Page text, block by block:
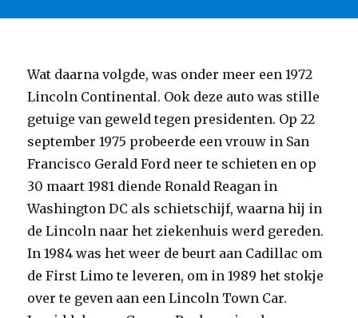
Wat daarna volgde, was onder meer een 1972
Lincoln Continental. Ook deze auto was stille
getuige van geweld tegen presidenten. Op 22
september 1975 probeerde een vrouw in San
Francisco Gerald Ford neer te schieten en op
30 maart 1981 diende Ronald Reagan in
Washington DC als schietschijf, waarna hij in
de Lincoln naar het ziekenhuis werd gereden.
In 1984 was het weer de beurt aan Cadillac om
de First Limo te leveren, om in 1989 het stokje
over te geven aan een Lincoln Town Car.